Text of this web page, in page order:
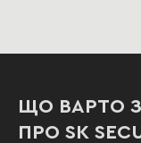
ЩО ВАРТО
ПРО SK